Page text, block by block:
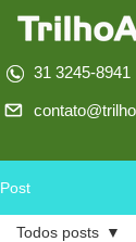
31 3245-8941
Post
Todos posts